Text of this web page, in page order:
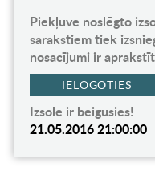
Piekļuve noslēgto
sarakstiem tiek
nosacījumi ir
IELOGOTIES
Izsole ir beigusies!
21.05.2016 21:00:00